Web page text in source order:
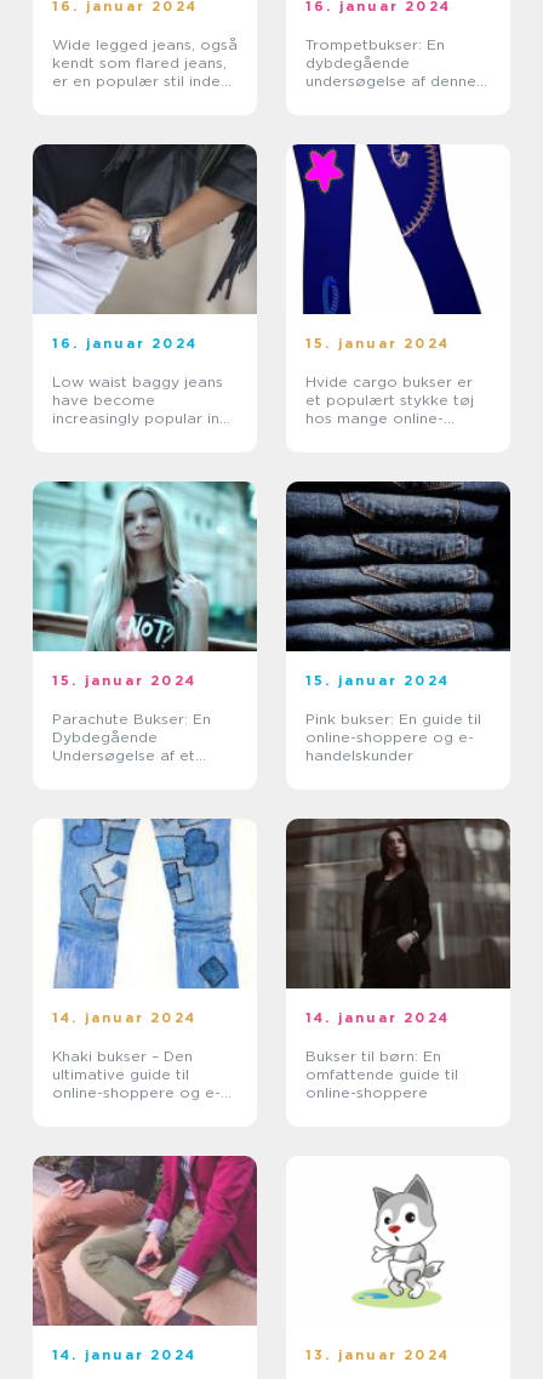
16. januar 2024
Wide legged jeans, også
kendt som flared jeans,
er en populær stil inden
16. januar 2024
Trompetbukser: En
dybdegående
undersøgelse af denne
16. januar 2024
Low waist baggy jeans
have become
increasingly popular in
forward individuals
15. januar 2024
Hvide cargo bukser er
et populært stykke tøj
hos mange online-
15. januar 2024
Parachute Bukser: En
Dybdegående
Undersøgelse af et
15. januar 2024
Pink bukser: En guide til
online-shoppere og e-
handelskunder
14. januar 2024
Khaki bukser – Den
ultimative guide til
online-shoppere og e-
14. januar 2024
Bukser til børn: En
omfattende guide til
online-shoppere
14. januar 2024 13. januar 2024